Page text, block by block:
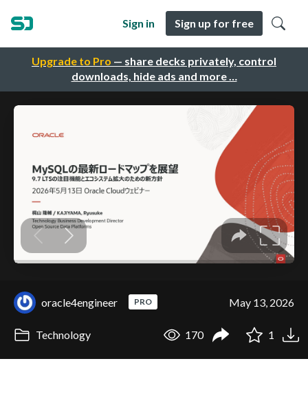
Upgrade to Pro — share decks privately, control
downloads, hide ads and more …
Sign in Sign up for free
oracle4engineer PRO May 13, 2026
Technology 170 1